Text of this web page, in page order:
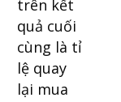
trên kết
quả cuối
cùng là tỉ
lệ quay
lại mua